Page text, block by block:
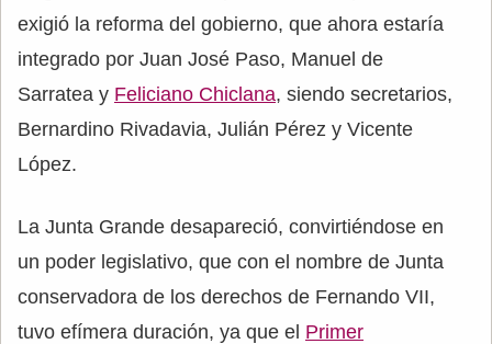
exigió la reforma del gobierno, que ahora estaría
integrado por Juan José Paso, Manuel de
Sarratea y Feliciano Chiclana, siendo secretarios,
Bernardino Rivadavia, Julián Pérez y Vicente
López.
La Junta Grande desapareció, convirtiéndose en
un poder legislativo, que con el nombre de Junta
conservadora de los derechos de Fernando VII,
tuvo efímera duración, ya que el Primer